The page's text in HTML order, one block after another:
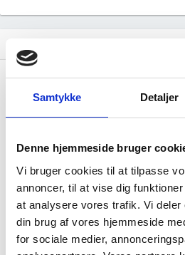
Samtykke Detaljer
Denne hjemmeside bruger
Vi bruger cookies til at tilpasse
annoncer, til at vise dig
at analysere vores trafik. Vi deler
din brug af vores hjemmeside
for sociale medier,
Årsrapporten 2024-12
Årsrapporten 2022-12
Årsrapporten 2021-12